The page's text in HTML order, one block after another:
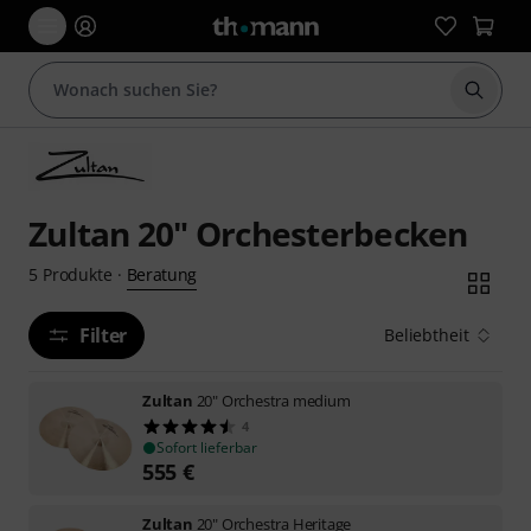
Suche
Zultan 20" Orchesterbecken
5 Produkte · Beratung
Filter Beliebtheit
Zultan 20" Orchestra medium
4
Sofort lieferbar
555 €
Zultan 20" Orchestra Heritage